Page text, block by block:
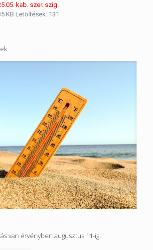
kab. szer. szig.
KB Letöltések: 131
van érvényben augusztus 11-ig